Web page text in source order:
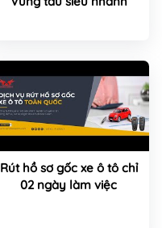
Rút hồ sơ gốc xe ô tô chỉ
02 ngày làm việc